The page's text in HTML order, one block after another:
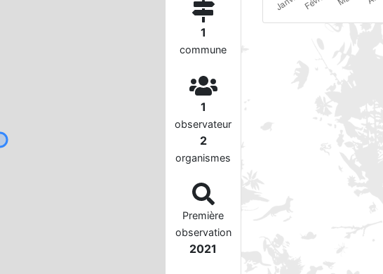
1
commune
1
observateur
2
organismes
Première
observation
2021